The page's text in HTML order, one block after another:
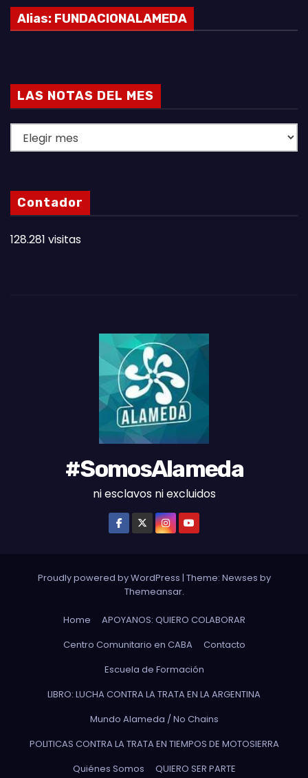
Alias: FUNDACIONALAMEDA
LAS NOTAS DEL MES
A
N
O
A
Contador
128.281 visitas
#SomosAlameda
ni esclavos ni excluidos
Proudly powered by WordPress | Theme: Newses by
Themeansar.
Home
APOYANOS: QUIERO COLABORAR
Centro Comunitario en CABA
Contacto
Escuela de Formación
LIBRO: LUCHA CONTRA LA TRATA EN LA ARGENTINA
Mundo Alameda / No Chains
POLITICAS CONTRA LA TRATA EN TIEMPOS DE MOTOSIERRA
Quiénes Somos
QUIERO SER PARTE